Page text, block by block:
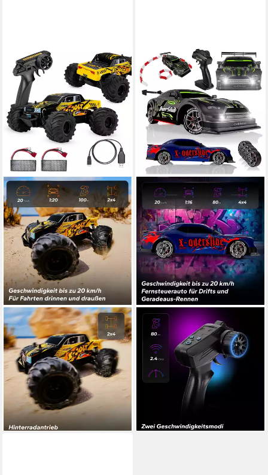
OVERMAX
RC-Auto X-JOLT (Set,
Komplettset mit zwei
Batterien),
20 km/h/2x Akkus/Hinterradantrieb/Federaufhängung/6 cm‑Räder
27,99 €
37,99 €
-26%
lieferbar - in 2-3 Werktagen bei dir
OVERMAX
RC-Auto X-OVERSLIDE (Set,
Set), 20 km/h/LED-
Unterboden/2 Akkus/2
Karosserien/4WD
69,99 €